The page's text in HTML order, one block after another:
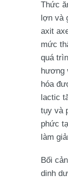
Thức
lợn và
axit
mức
quá
hương
hóa
lactic
tụy và
phức
làm
Bối
dinh